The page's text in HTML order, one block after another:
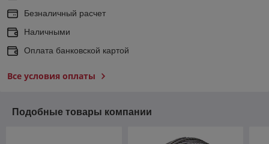
Безналичный расчет
Наличными
Оплата банковской картой
Все условия оплаты
Подобные товары компании